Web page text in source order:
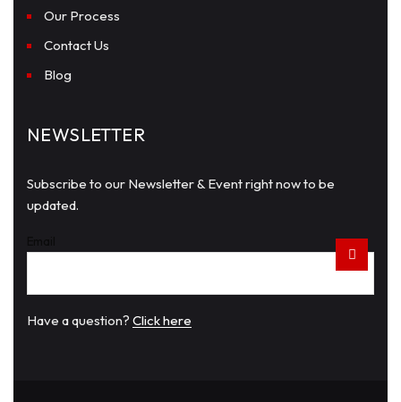
Our Process
Contact Us
Blog
NEWSLETTER
Subscribe to our Newsletter & Event right now to be
updated.
Have a question? Click here